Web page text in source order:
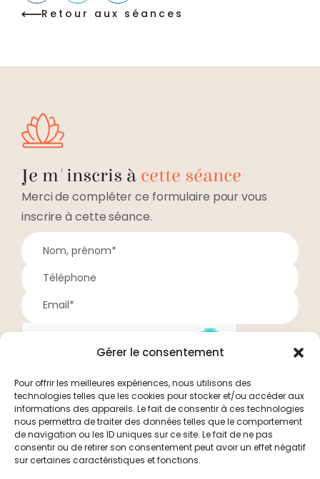
Gérer le consentement
Pour offrir les meilleures expériences, nous utilisons des
technologies telles que les cookies pour stocker et/ou accéder aux
informations des appareils. Le fait de consentir à ces technologies
nous permettra de traiter des données telles que le comportement
de navigation ou les ID uniques sur ce site. Le fait de ne pas
consentir ou de retirer son consentement peut avoir un effet négatif
sur certaines caractéristiques et fonctions.
Retour aux séances
Je m'inscris à cette séance
Merci de compléter ce formulaire pour vous
inscrire à cette séance.
Je valide mon inscription
Vos informations personnelles ne seront utilisées que dans
le cadre de l’inscription à cette séance, par exemple pour